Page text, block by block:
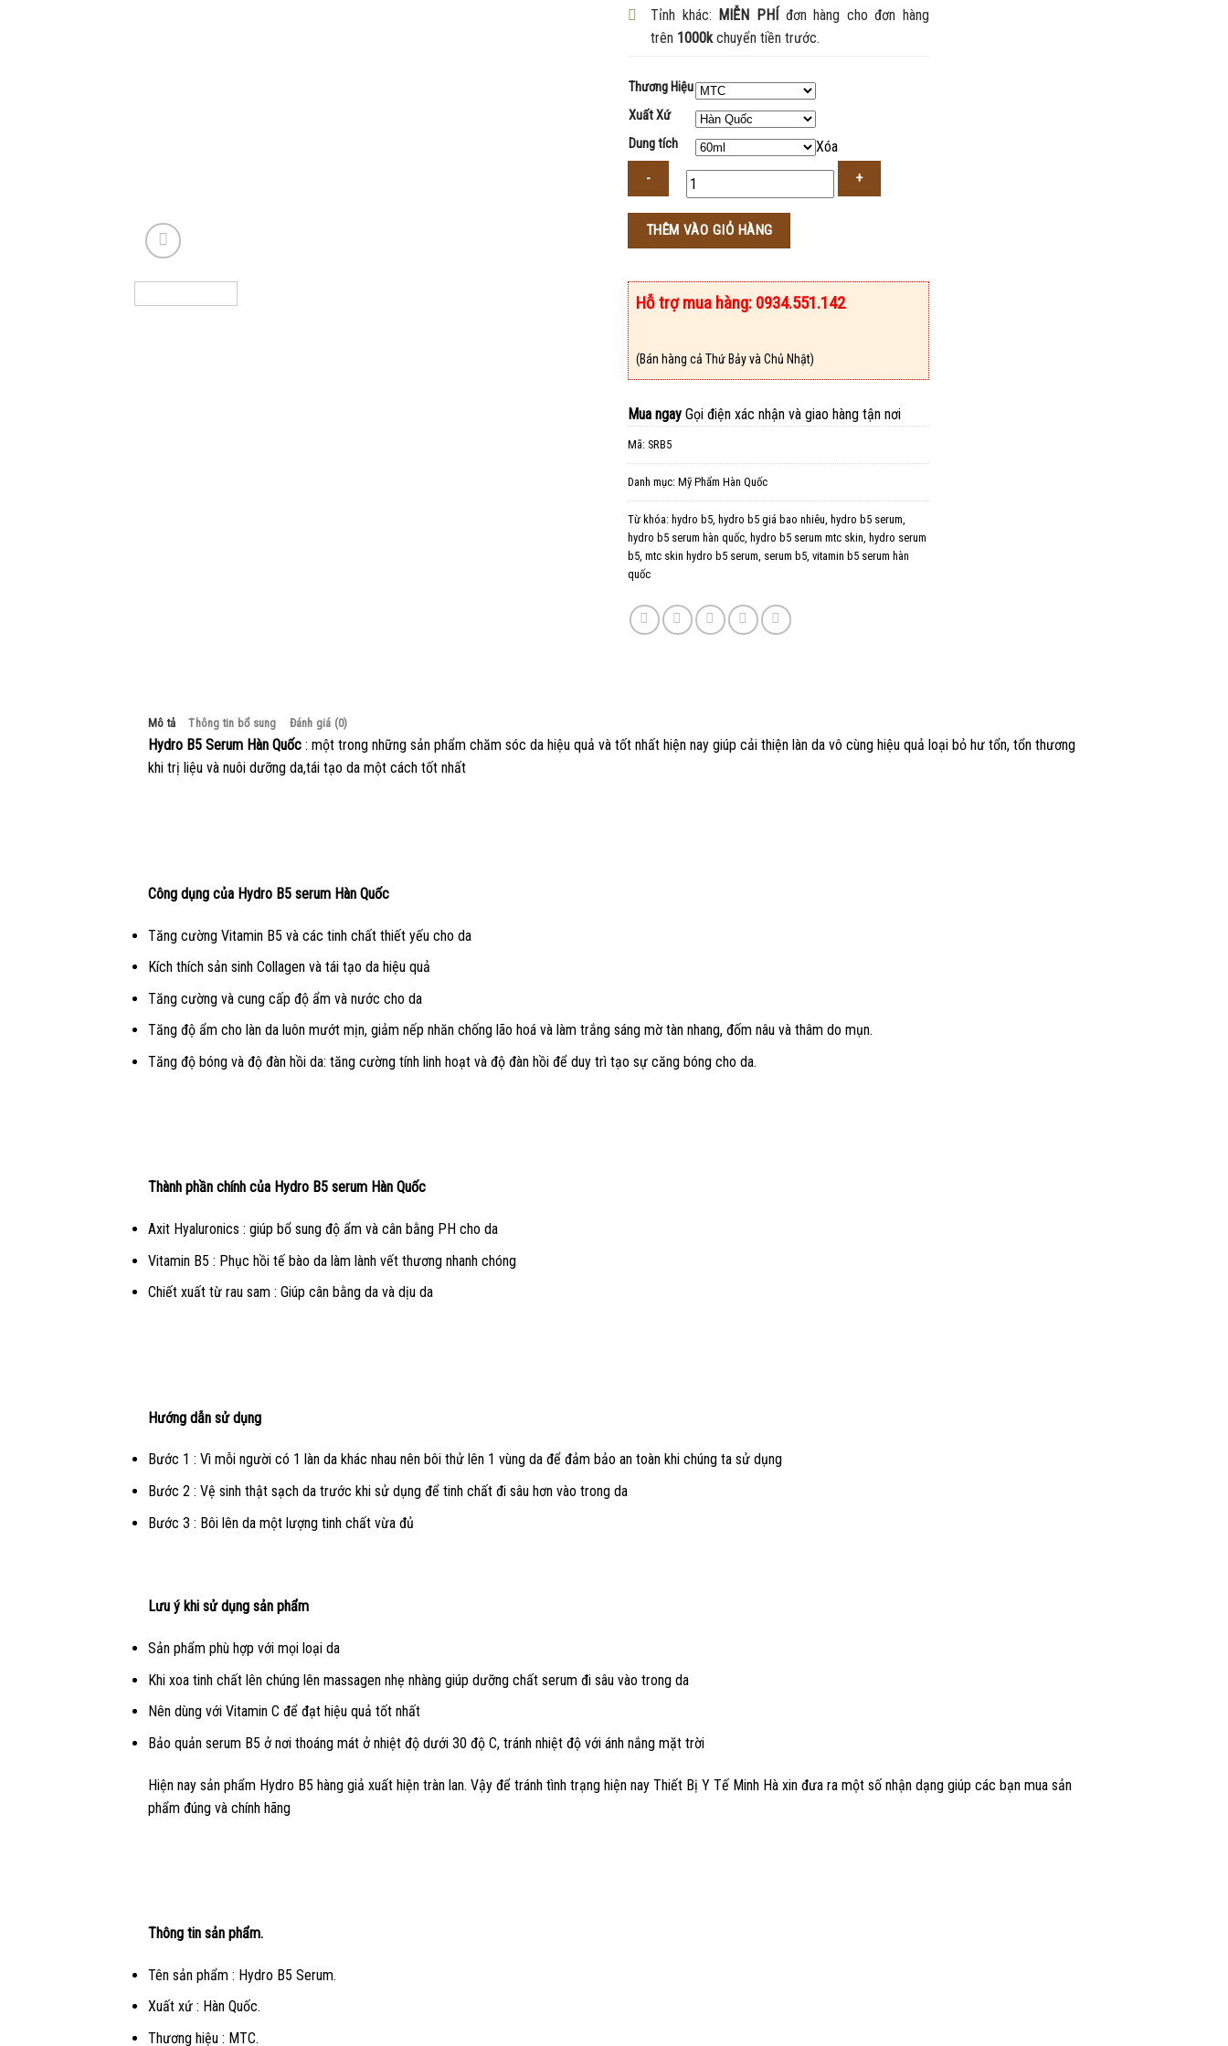
Tỉnh khác: MIỄN PHÍđơn hàng cho đơn hàng
trên 1000k chuyển tiền trước.
Thương Hiệu
Xuất Xứ
Dung tích
Xóa
THÊM VÀO GIỎ HÀNG
Hỗ trợ mua hàng: 0934.551.142
(Bán hàng cả Thứ Bảy và Chủ Nhật)
Mua ngay Gọi điện xác nhận và giao hàng tận nơi
Mã: SRB5
Danh mục: Mỹ Phẩm Hàn Quốc
Từ khóa: hydro b5, hydro b5 giá bao nhiêu, hydro b5 serum,
hydro b5 serum hàn quốc, hydro b5 serum mtc skin, hydro serum
b5, mtc skin hydro b5 serum, serum b5, vitamin b5 serum hàn
quốc
Mô tả Thông tin bổ sung Đánh giá (0)
Hydro B5 Serum Hàn Quốc : một trong những sản phẩm chăm sóc da hiệu quả và tốt nhất hiện nay giúp cải thiện làn da vô cùng hiệu quả loại bỏ hư tổn, tổn thương
khi trị liệu và nuôi dưỡng da,tái tạo da một cách tốt nhất
Công dụng của Hydro B5 serum Hàn Quốc
Tăng cường Vitamin B5 và các tinh chất thiết yếu cho da
Kích thích sản sinh Collagen và tái tạo da hiệu quả
Tăng cường và cung cấp độ ẩm và nước cho da
Tăng độ ẩm cho làn da luôn mướt mịn, giảm nếp nhăn chống lão hoá và làm trắng sáng mờ tàn nhang, đốm nâu và thâm do mụn.
Tăng độ bóng và độ đàn hồi da: tăng cường tính linh hoạt và độ đàn hồi để duy trì tạo sự căng bóng cho da.
Thành phần chính của Hydro B5 serum Hàn Quốc
Axit Hyaluronics : giúp bổ sung độ ẩm và cân bằng PH cho da
Vitamin B5 : Phục hồi tế bào da làm lành vết thương nhanh chóng
Chiết xuất từ rau sam : Giúp cân bằng da và dịu da
Hướng dẫn sử dụng
Bước 1 : Vì mỗi người có 1 làn da khác nhau nên bôi thử lên 1 vùng da để đảm bảo an toàn khi chúng ta sử dụng
Bước 2 : Vệ sinh thật sạch da trước khi sử dụng để tinh chất đi sâu hơn vào trong da
Bước 3 : Bôi lên da một lượng tinh chất vừa đủ
Lưu ý khi sử dụng sản phẩm
Sản phẩm phù hợp với mọi loại da
Khi xoa tinh chất lên chúng lên massagen nhẹ nhàng giúp dưỡng chất serum đi sâu vào trong da
Nên dùng với Vitamin C để đạt hiệu quả tốt nhất
Bảo quản serum B5 ở nơi thoáng mát ở nhiệt độ dưới 30 độ C, tránh nhiệt độ với ánh nắng mặt trời
Hiện nay sản phẩm Hydro B5 hàng giả xuất hiện tràn lan. Vậy để tránh tình trạng hiện nay Thiết Bị Y Tế Minh Hà xin đưa ra một số nhận dạng giúp các bạn mua sản
phẩm đúng và chính hãng
Thông tin sản phẩm.
Tên sản phẩm : Hydro B5 Serum.
Xuất xứ : Hàn Quốc.
Thương hiệu : MTC.